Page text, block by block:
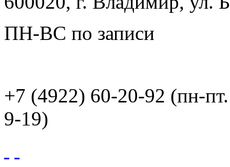
ПН-ВС по записи
+7 (4922) 60-20-92 (пн-
9-19)